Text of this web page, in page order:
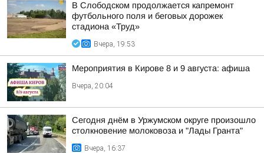
В Слободском продолжается капремонт
футбольного поля и беговых дорожек
стадиона «Труд»
Вчера, 19:53
Мероприятия в Кирове 8 и 9 августа: афиша
Вчера, 20:04
Сегодня днём в Уржумском округе произошло
столкновение молоковоза и "Лады Гранта"
Вчера, 16:37